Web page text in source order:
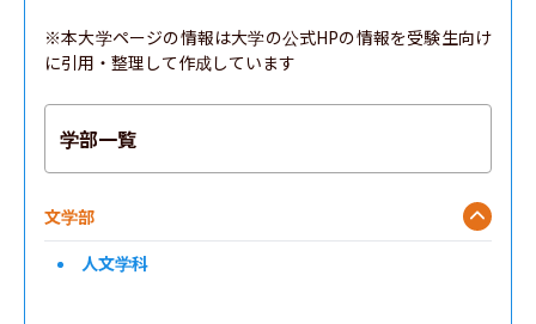
※本大学ページの情報は大学の公式HPの情報を受験生向け
に引用・整理して作成しています
学部一覧
文学部
人文学科